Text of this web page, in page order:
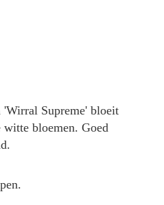
'Wirral Supreme' bloeit
witte bloemen. Goed